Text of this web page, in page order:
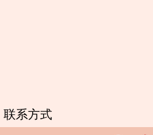
联系方式